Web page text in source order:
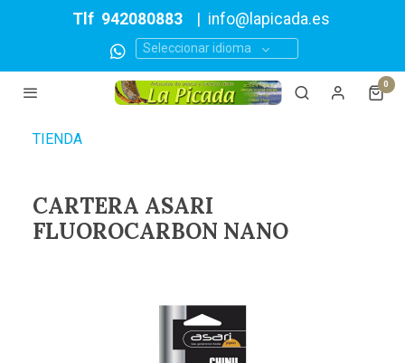
Tlf 942080883 info@lapicada.es
Seleccionar idioma
0
TIENDA
CARTERA ASARI
FLUOROCARBON NANO